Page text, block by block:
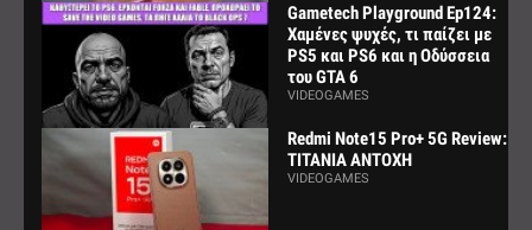
Gametech Playground Ep124:
Χαμένες ψυχές, τι παίζει με
PS5 και PS6 και η Οδύσσεια
του GTA 6
VIDEOGAMES
Redmi Note15 Pro+ 5G Review:
ΤΙΤΑΝΙΑ ΑΝΤΟΧΗ
VIDEOGAMES